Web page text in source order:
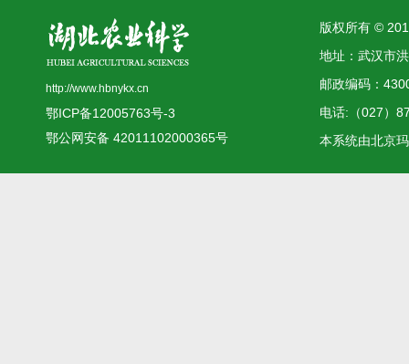
http://www.hbnykx.cn
鄂ICP备12005763号-3
鄂公网安备 42011102000365号
版权所有 ©
地址：武汉市
邮政编码：
电话:（027）
本系统由北京